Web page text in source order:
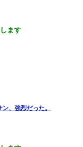
謝料を払って離婚し
ます
、強烈だった。